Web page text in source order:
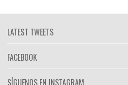
LATEST TWEETS
FACEBOOK
SÍGUENOS EN INSTAGRAM